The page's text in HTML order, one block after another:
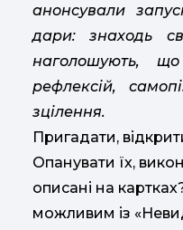
анонсували
дари: знаходь
наголошують,
рефлексій,
зцілення.
Пригадати,
Опанувати їх,
описані на
можливим із